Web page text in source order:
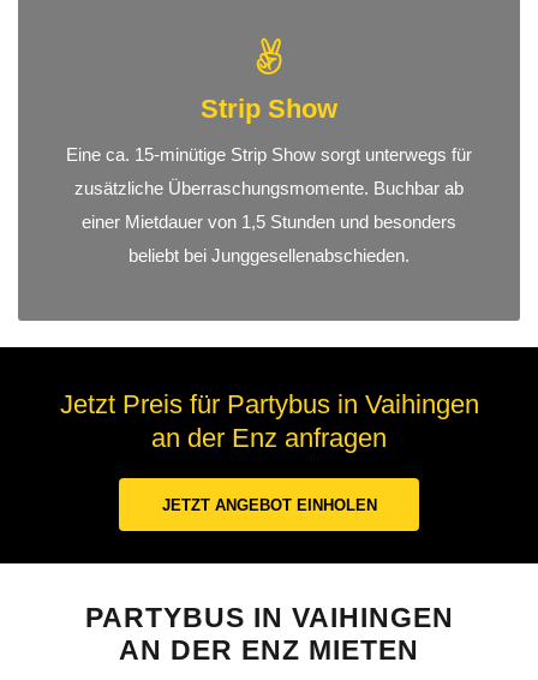
Strip Show
Eine ca. 15-minütige Strip Show sorgt unterwegs für
zusätzliche Überraschungsmomente. Buchbar ab
einer Mietdauer von 1,5 Stunden und besonders
beliebt bei Junggesellenabschieden.
Jetzt Preis für Partybus in Vaihingen
an der Enz anfragen
JETZT ANGEBOT EINHOLEN
PARTYBUS IN VAIHINGEN
AN DER ENZ MIETEN